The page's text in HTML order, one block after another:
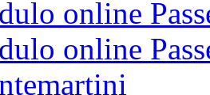
online
online